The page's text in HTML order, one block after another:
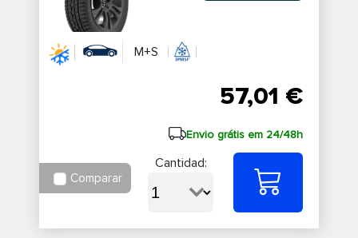
M+S
57,01 €
Envio grátis em 24/48h
Comparar
Cantidad: